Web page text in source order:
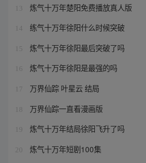
13 炼气十万年楚阳免费播放真人版
14 练气十万年徐阳什么时候突破
15 炼气十万年徐阳最后突破了吗
16 炼气十万年徐阳是最强的吗
17 万界仙踪 叶星云 结局
18 万界仙踪一直看漫画版
19 炼气十万年结局徐阳飞升了吗
20 炼气十万年短剧100集